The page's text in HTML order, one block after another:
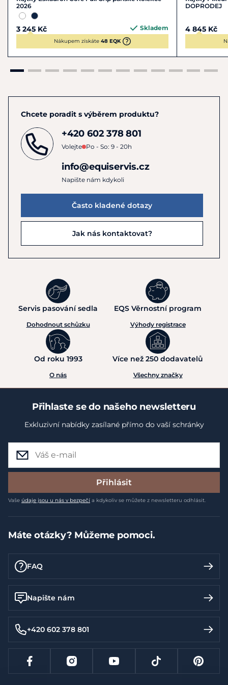
2026
3 245 Kč Skladem
Nákupem získáte 48 EQK
DOPRODEJ
4 845 Kč
Chcete poradit s výběrem produktu?
+420 602 378 801
Volejte Po - So: 9 - 20h
info@equiservis.cz
Napište nám kdykoli
Často kladené dotazy
Jak nás kontaktovat?
Servis pasování sedla
Dohodnout schůzku
EQS Věrnostní program
Výhody registrace
Od roku 1993
O nás
Více než 250 dodavatelů
Všechny značky
Přihlaste se do našeho newsletteru
Exkluzivní nabídky zasílané přímo do vaší schránky
Přihlásit
Vaše údaje jsou u nás v bezpečí a kdykoliv se můžete z newsletteru odhlásit.
Máte otázky? Můžeme pomoci.
FAQ
Napište nám
+420 602 378 801